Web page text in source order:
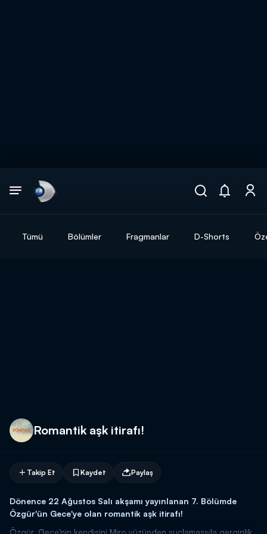
Tümü Bölümler Fragmanlar D-Shorts
Romantik aşk itirafı!
Takip Et Kaydet Paylaş
Dönence 22 Ağustos Salı akşamı yayınlanan 7. Bölümde
Özgür'ün Gece'ye olan romantik aşk itirafı!
Özgür, Gece'nin kendisini Miro yüzünden suçlamasıyla gerginlik